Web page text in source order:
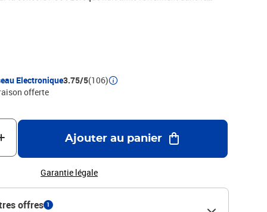
de leur groupe ont disparu l annee precedente la peur
macabre et eprouvant aux graphismes epoustouflants
profiter au mieux du moteur Unreal Engine 5. Avec des
art des mecaniques de gameplay affinees et plus
montagne isolee ou les apparences sont plus que
Electronique3.75/5(106)
offerte
Ajouter au panier
Garantie légale
offres 1